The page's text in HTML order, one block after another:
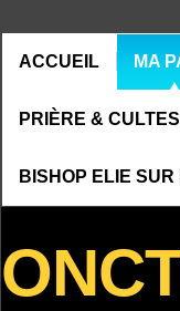
ACCUEIL MA
PRIÈRE &
BISHOP ELIE SUR